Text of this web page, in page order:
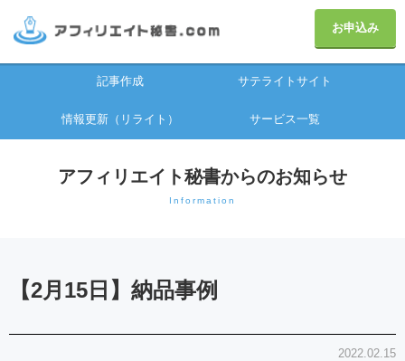
お申込み
記事作成 サテライトサイト
情報更新（リライト） サービス一覧
アフィリエイト秘書からのお知らせ
Information
【2月15日】納品事例
2022.02.15